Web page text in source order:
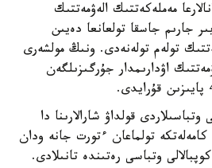
مەملەكەتتىك الەۋمەتتىك
جارىم جاسقا تولعانعا دەيىن
تولەم تولەنەدى. ونىڭ مولشەرى
اۋدارىمدار جۇرگىزىلگەن
وتباسىلاردى قولداۋ شارالارىنا دا
تولماعان ءتورت جانە ودان
وتباسى رەتىندە تانىلادى.